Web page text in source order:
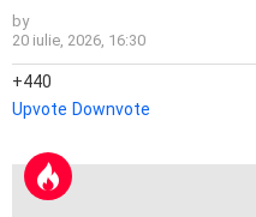
by
20 iulie, 2026, 16:30
440
Upvote Downvote